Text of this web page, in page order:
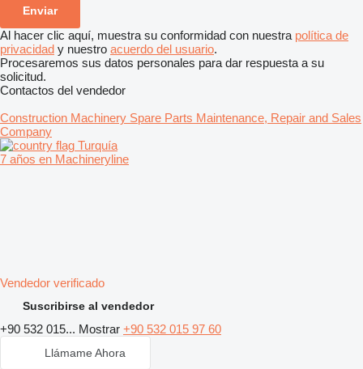
Al hacer clic aquí, muestra su conformidad con nuestra política de
privacidad y nuestro acuerdo del usuario.
Procesaremos sus datos personales para dar respuesta a su
solicitud.
Contactos del vendedor
Construction Machinery Spare Parts Maintenance, Repair and Sales
Company
Turquía
7 años en Machineryline
Vendedor verificado
Suscribirse al vendedor
+90 532 015... Mostrar +90 532 015 97 60
Llámame Ahora